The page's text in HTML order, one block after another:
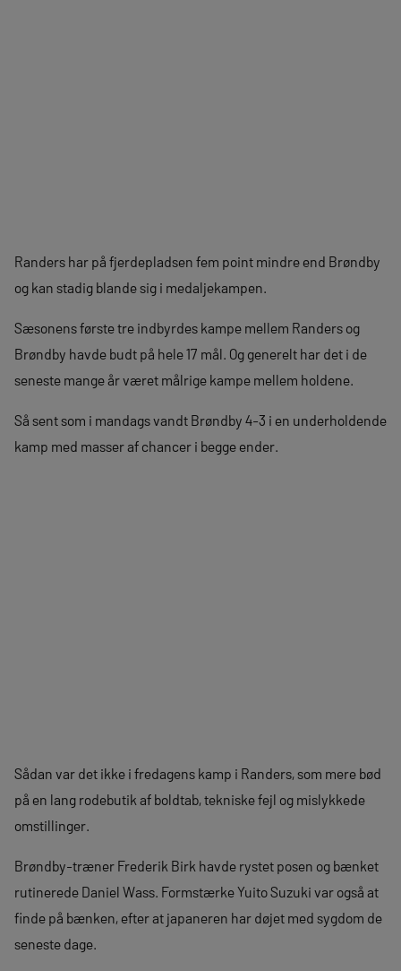
Randers har på fjerdepladsen fem point mindre end Brøndby
og kan stadig blande sig i medaljekampen.
Sæsonens første tre indbyrdes kampe mellem Randers og
Brøndby havde budt på hele 17 mål. Og generelt har det i de
seneste mange år været målrige kampe mellem holdene.
Så sent som i mandags vandt Brøndby 4-3 i en underholdende
kamp med masser af chancer i begge ender.
Sådan var det ikke i fredagens kamp i Randers, som mere bød
på en lang rodebutik af boldtab, tekniske fejl og mislykkede
omstillinger.
Brøndby-træner Frederik Birk havde rystet posen og bænket
rutinerede Daniel Wass. Formstærke Yuito Suzuki var også at
finde på bænken, efter at japaneren har døjet med sygdom de
seneste dage.